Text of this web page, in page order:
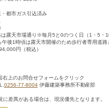
都市ガス引込済み
露天市場通り※毎月5と0のつく日（1・5・
後1時頃は露天市開催のため歩行者専用道路
円（税込）
上のお問合せフォームをクリック
0256-77-8004伊藤建築事務所不動産部
差異がある場合は、現況優先となります。